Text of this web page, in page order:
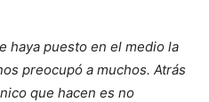
haya puesto en el medio la
preocupó a muchos. Atrás
que hacen es no